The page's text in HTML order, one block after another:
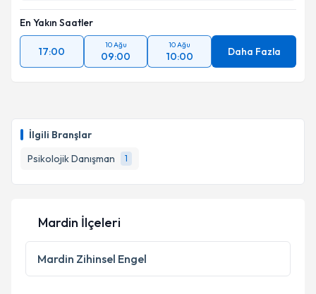
İlgili Branşlar
Psikolojik Danışman
1
En Yakın Saatler
17:00
10 Ağu
09:00
10 Ağu
10:00 Daha Fazla
Mardin İlçeleri
Mardin Zihinsel Engel